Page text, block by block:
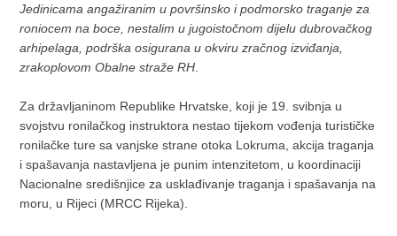
Jedinicama angažiranim u površinsko i podmorsko traganje za
roniocem na boce, nestalim u jugoistočnom dijelu dubrovačkog
arhipelaga, podrška osigurana u okviru zračnog izviđanja,
zrakoplovom Obalne straže RH
Za državljaninom Republike Hrvatske, koji je 19. svibnja u
svojstvu ronilačkog instruktora nestao tijekom vođenja turističke
ronilačke ture sa vanjske strane otoka Lokruma, akcija traganja
i spašavanja nastavljena je punim intenzitetom, u koordinaciji
Nacionalne središnjice za usklađivanje traganja i spašavanja na
moru, u Rijeci (MRCC Rijeka).